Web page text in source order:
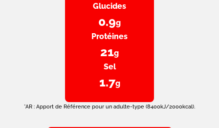
Glucides
0.9g
Protéines
21g
Sel
1.7g
*AR : Apport de Référence pour un adulte-type (8400kJ/2000kcal).